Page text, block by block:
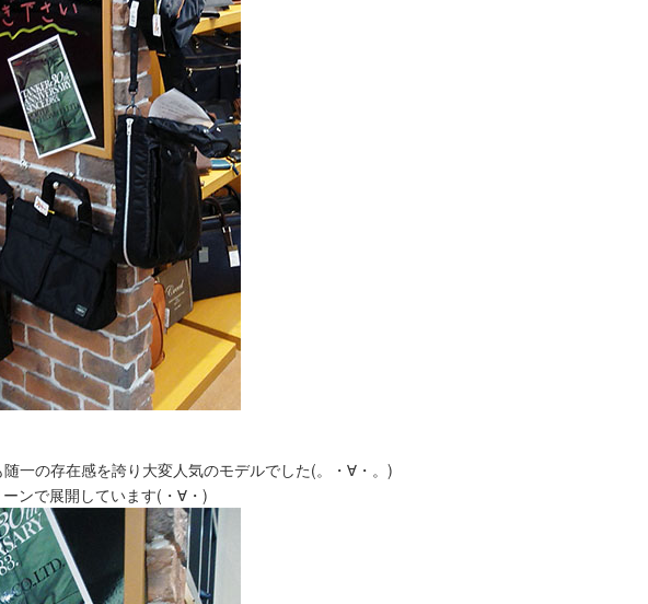
一の存在感を誇り大変人気のモデルでした(。・∀・。)
ンで展開しています(・∀・)